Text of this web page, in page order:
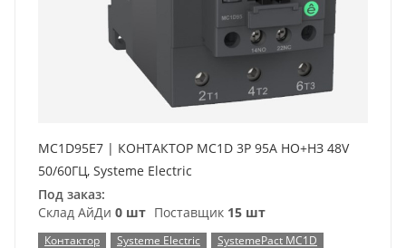
MC1D95E7 | КОНТАКТОР MC1D 3P 95A НО+НЗ 48V
50/60ГЦ, Systeme Electric
Под заказ:
Склад АйДи 0 шт Поставщик 15 шт
Контактор Systeme Electric
SystemePact MC1D